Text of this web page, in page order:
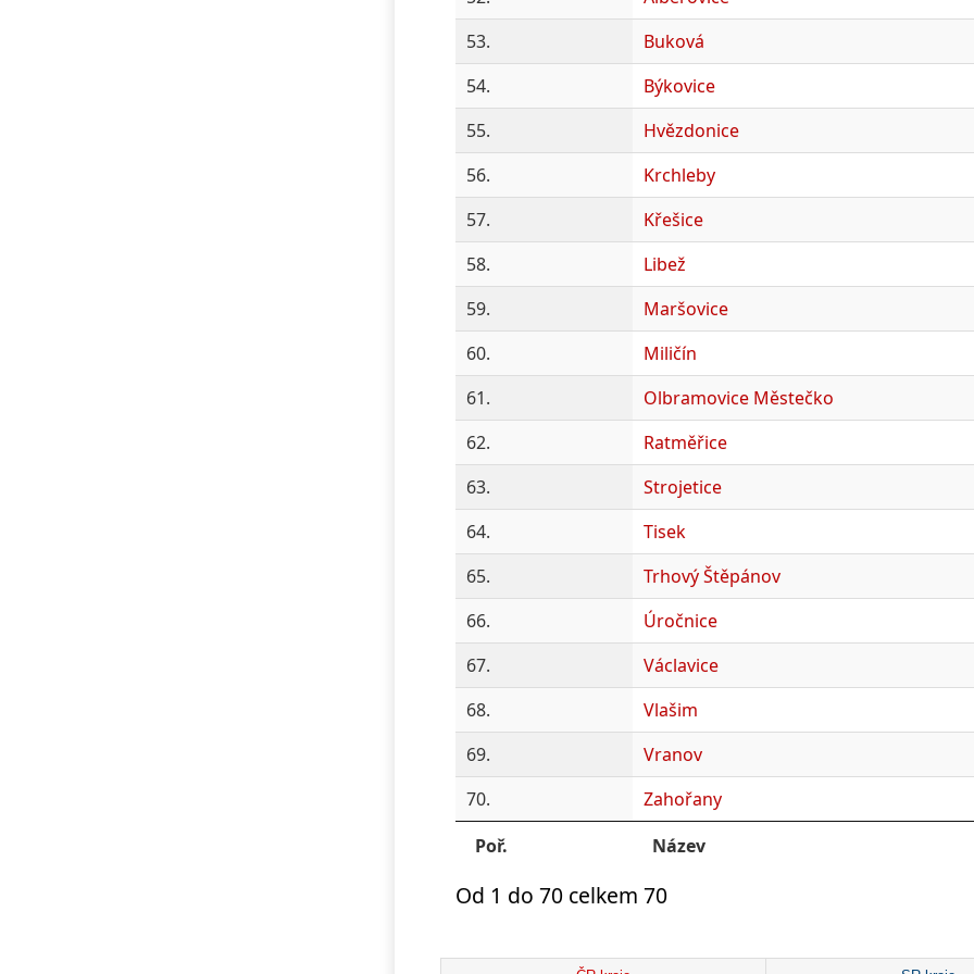
53.
Buková
54.
Býkovice
55.
Hvězdonice
56.
Krchleby
57.
Křešice
58.
Libež
59.
Maršovice
60.
Miličín
61.
Olbramovice Městečko
62.
Ratměřice
63.
Strojetice
64.
Tisek
65.
Trhový Štěpánov
66.
Úročnice
67.
Václavice
68.
Vlašim
69.
Vranov
70.
Zahořany
Poř.
Název
Od 1 do 70 celkem 70